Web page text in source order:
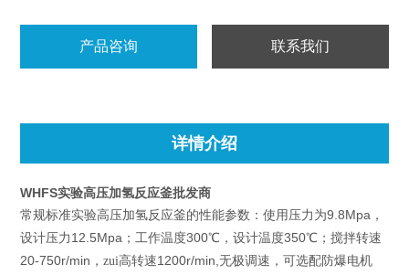
产品咨询 联系我们
详情介绍
WHFS实验高压加氢反应釜批发商
常规标准实验高压加氢反应釜的性能参数：使用压力为9.8Mpa ，
设计压力 12.5Mpa ；工作温度300℃，设计温度350℃；搅拌转速
20-750r/min ，zui高转速1200r/min,无极调速，可选配防爆电机